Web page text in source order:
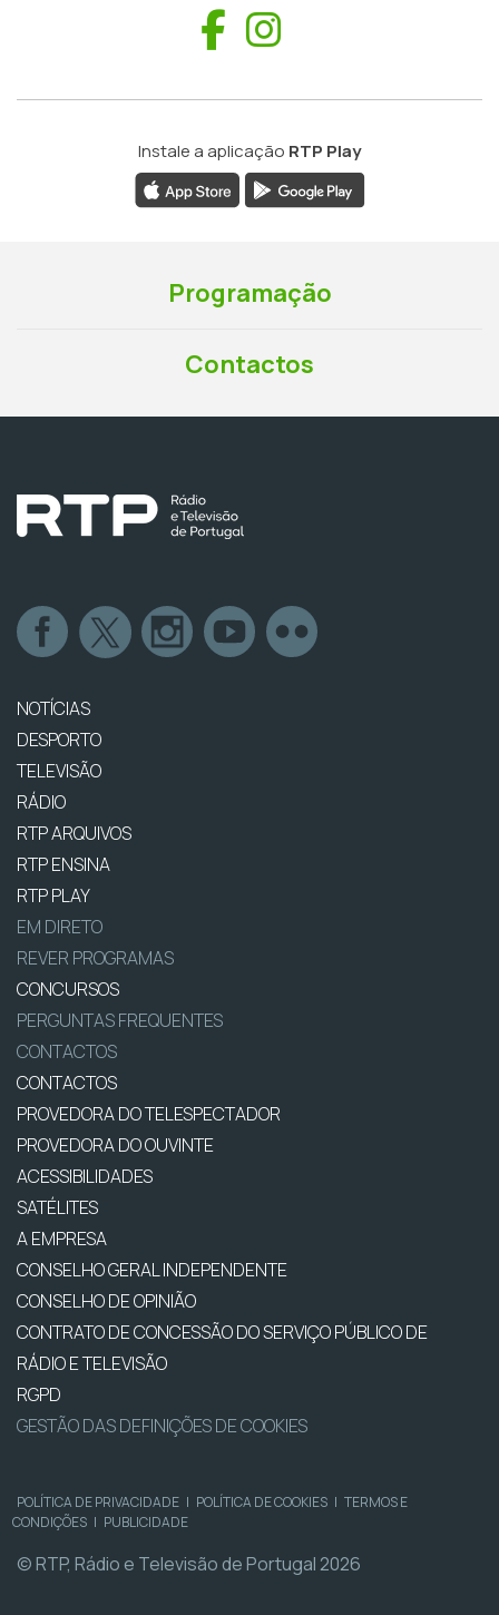
Facebook
Instale a aplicação RTP Play
Programação
Contactos
NOTÍCIAS
DESPORTO
TELEVISÃO
RÁDIO
RTP ARQUIVOS
RTP ENSINA
RTP PLAY
EM DIRETO
REVER PROGRAMAS
CONCURSOS
PERGUNTAS FREQUENTES
CONTACTOS
CONTACTOS
PROVEDORA DO TELESPECTADOR
PROVEDORA DO OUVINTE
ACESSIBILIDADES
SATÉLITES
A EMPRESA
CONSELHO GERAL INDEPENDENTE
CONSELHO DE OPINIÃO
CONTRATO DE CONCESSÃO DO SERVIÇO PÚBLICO DE
RÁDIO E TELEVISÃO
RGPD
GESTÃO DAS DEFINIÇÕES DE COOKIES
POLÍTICA DE PRIVACIDADE | POLÍTICA DE COOKIES | TERMOS E
CONDIÇÕES | PUBLICIDADE
© RTP, Rádio e Televisão de Portugal 2026